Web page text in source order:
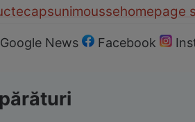
capsunimoussehomepage
Google News Facebook